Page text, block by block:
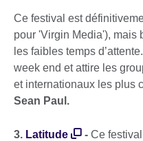
Ce festival est
pour 'Virgin Media'), mais
les faibles temps
week end et attire les
et internationaux les plus
Sean Paul.
3. Latitude - Ce